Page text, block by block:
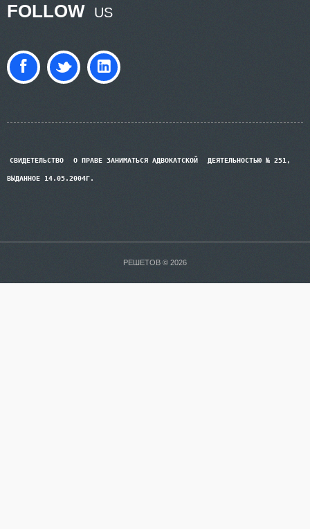
FOLLOW US
СВИДЕТЕЛЬСТВО О ПРАВЕ ЗАНИМАТЬСЯ АДВОКАТСКОЙ ДЕЯТЕЛЬНОСТЬЮ № 251,
ВЫДАННОЕ 14.05.2004Г.
РЕШЕТОВ © 2026